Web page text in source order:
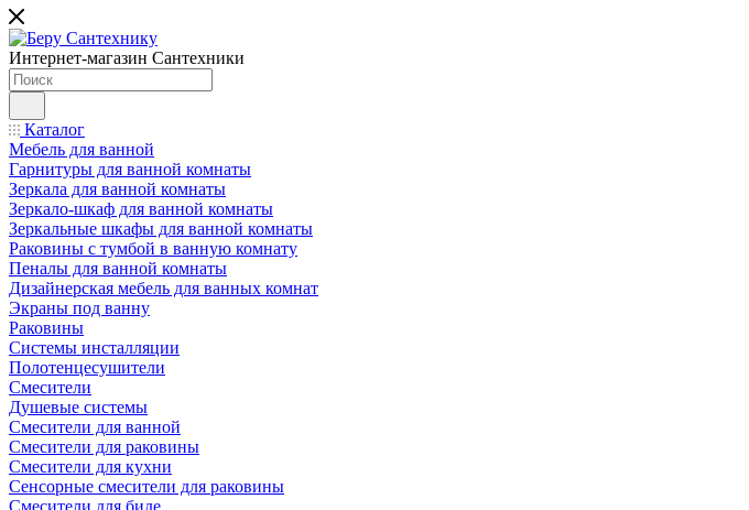
Интернет-магазин Сантехники
Каталог
Мебель для ванной
Гарнитуры для ванной комнаты
Зеркала для ванной комнаты
Зеркало-шкаф для ванной комнаты
Зеркальные шкафы для ванной комнаты
Раковины с тумбой в ванную комнату
Пеналы для ванной комнаты
Дизайнерская мебель для ванных комнат
Экраны под ванну
Раковины
Системы инсталляции
Полотенцесушители
Смесители
Душевые системы
Смесители для ванной
Смесители для раковины
Смесители для кухни
Сенсорные смесители для раковины
Смесители для биде